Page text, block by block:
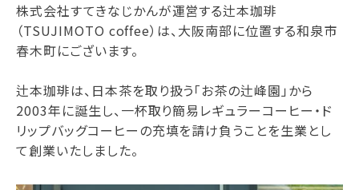
株式会社すてきなじかんが運営する辻本珈琲
（TSUJIMOTO coffee）は、大阪南部に位置する和泉市
春木町にございます。
辻本珈琲は、日本茶を取り扱う「お茶の辻峰園」から
2003年に誕生し、一杯取り簡易レギュラーコーヒー・ド
リップバッグコーヒーの充填を請け負うことを生業とし
て創業いたしました。